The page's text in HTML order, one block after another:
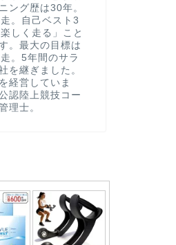
ング歴は30年。
。自己ベスト3
しく走る」こと
。最大の目標は
。5年間のサラ
を継ぎました。
経営していま
認陸上競技コー
理士。